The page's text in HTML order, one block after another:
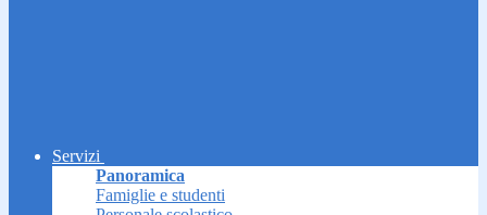
Servizi
Panoramica
Famiglie e studenti